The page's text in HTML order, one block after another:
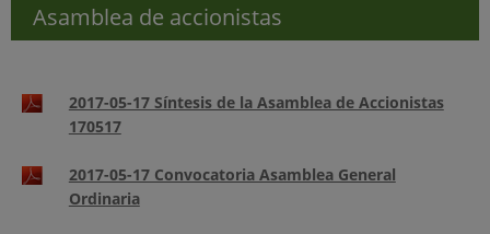
Asamblea de accionistas
2017-05-17 Síntesis de la Asamblea de Accionistas
170517
2017-05-17 Convocatoria Asamblea General
Ordinaria